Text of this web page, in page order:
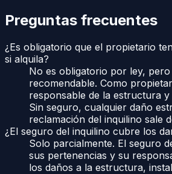
Preguntas frecuentes
¿Es obligatorio que el propietario
si alquila?
No es obligatorio por ley, pero
recomendable. Como
responsable de la estructura y
Sin seguro, cualquier daño
reclamación del inquilino sale
¿El seguro del inquilino cubre los
Solo parcialmente. El seguro
sus pertenencias y su
los daños a la estructura,